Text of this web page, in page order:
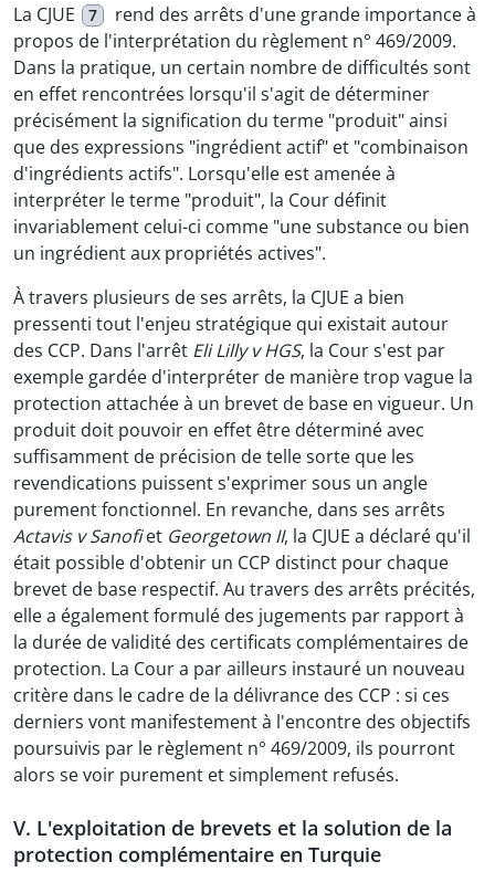
La CJUE
7
rend des arrêts d'une grande importance à
propos de l'interprétation du règlement n° 469/2009.
Dans la pratique, un certain nombre de difficultés sont
en effet rencontrées lorsqu'il s'agit de déterminer
précisément la signification du terme "produit" ainsi
que des expressions "ingrédient actif" et "combinaison
d'ingrédients actifs". Lorsqu'elle est amenée à
interpréter le terme "produit", la Cour définit
invariablement celui-ci comme "une substance ou bien
un ingrédient aux propriétés actives".
À travers plusieurs de ses arrêts, la CJUE a bien
pressenti tout l'enjeu stratégique qui existait autour
des CCP. Dans l'arrêt Eli Lilly v HGS, la Cour s'est par
exemple gardée d'interpréter de manière trop vague la
protection attachée à un brevet de base en vigueur. Un
produit doit pouvoir en effet être déterminé avec
suffisamment de précision de telle sorte que les
revendications puissent s'exprimer sous un angle
purement fonctionnel. En revanche, dans ses arrêts
Actavis v Sanofiet Georgetown II, la CJUE a déclaré qu'il
était possible d'obtenir un CCP distinct pour chaque
brevet de base respectif. Au travers des arrêts précités,
elle a également formulé des jugements par rapport à
la durée de validité des certificats complémentaires de
protection. La Cour a par ailleurs instauré un nouveau
critère dans le cadre de la délivrance des CCP : si ces
derniers vont manifestement à l'encontre des objectifs
poursuivis par le règlement n° 469/2009, ils pourront
alors se voir purement et simplement refusés.
V. L'exploitation de brevets et la solution de la
protection complémentaire en Turquie